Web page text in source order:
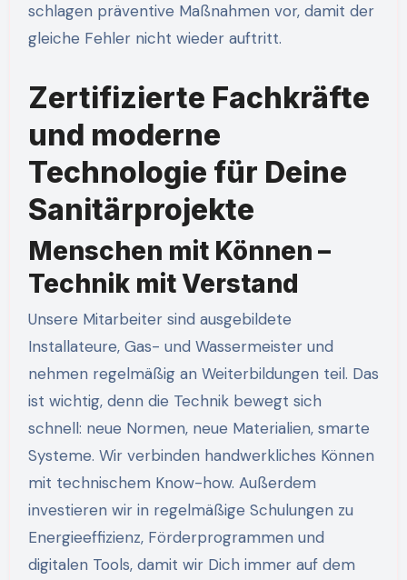
schlagen präventive Maßnahmen vor, damit der
gleiche Fehler nicht wieder auftritt.
Zertifizierte Fachkräfte
und moderne
Technologie für Deine
Sanitärprojekte
Menschen mit Können –
Technik mit Verstand
Unsere Mitarbeiter sind ausgebildete
Installateure, Gas- und Wassermeister und
nehmen regelmäßig an Weiterbildungen teil. Das
ist wichtig, denn die Technik bewegt sich
schnell: neue Normen, neue Materialien, smarte
Systeme. Wir verbinden handwerkliches Können
mit technischem Know-how. Außerdem
investieren wir in regelmäßige Schulungen zu
Energieeffizienz, Förderprogrammen und
digitalen Tools, damit wir Dich immer auf dem